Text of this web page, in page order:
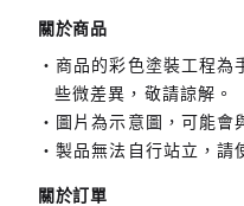
關於商品
商品的彩色塗裝工程為
些微差異，敬請諒解。
圖片為示意圖，可能會
製品無法自行站立，請
關於訂單